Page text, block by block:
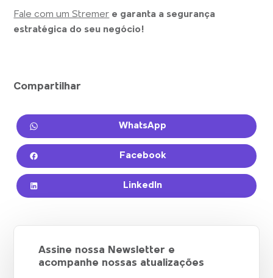
Fale com um Stremer e garanta a segurança
estratégica do seu negócio!
Compartilhar
WhatsApp
Facebook
LinkedIn
Assine nossa Newsletter e
acompanhe nossas atualizações